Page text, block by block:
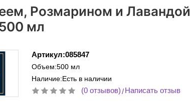
Розмарином и Лавандой
мл
Артикул:085847
Объем:500 мл
Наличие:Есть в наличии
(0 отзывов)/Написать отзыв